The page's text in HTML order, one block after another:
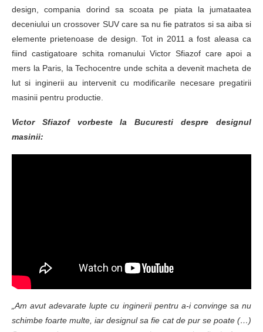
design, compania dorind sa scoata pe piata la jumataatea
deceniului un crossover SUV care sa nu fie patratos si sa aiba si
elemente prietenoase de design. Tot in 2011 a fost aleasa ca
fiind castigatoare schita romanului Victor Sfiazof care apoi a
mers la Paris, la Techocentre unde schita a devenit macheta de
lut si inginerii au intervenit cu modificarile necesare pregatirii
masinii pentru productie.
Victor Sfiazof vorbeste la Bucuresti despre designul
masinii:
„Am avut adevarate lupte cu inginerii pentru a-i convinge sa nu
schimbe foarte multe, iar designul sa fie cat de pur se poate (…)